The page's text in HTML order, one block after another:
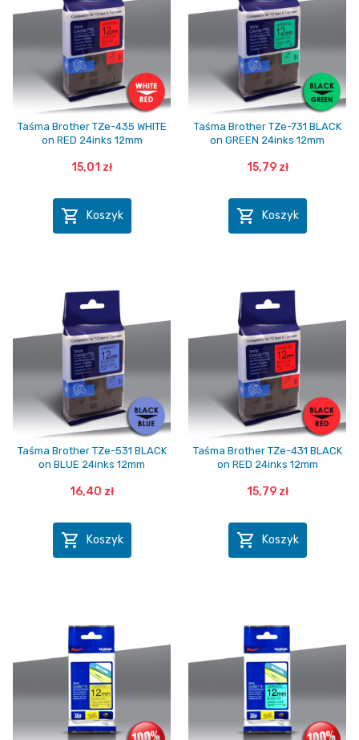
Taśma Brother TZe-435 WHITE
on RED 24inks 12mm
15,01 zł
 Koszyk
Taśma Brother TZe-731 BLACK
on GREEN 24inks 12mm
15,79 zł
 Koszyk
Taśma Brother TZe-531 BLACK
on BLUE 24inks 12mm
16,40 zł
 Koszyk
Taśma Brother TZe-431 BLACK
on RED 24inks 12mm
15,79 zł
 Koszyk